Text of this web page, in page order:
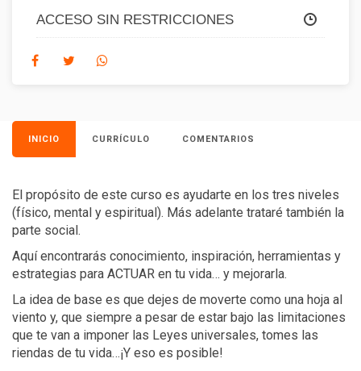
ACCESO SIN RESTRICCIONES
INICIO CURRÍCULO COMENTARIOS
El propósito de este curso es ayudarte en los tres niveles
(físico, mental y espiritual). Más adelante trataré también la
parte social.
Aquí encontrarás conocimiento, inspiración, herramientas y
estrategias para ACTUAR en tu vida… y mejorarla.
La idea de base es que dejes de moverte como una hoja al
viento y, que siempre a pesar de estar bajo las limitaciones
que te van a imponer las Leyes universales, tomes las
riendas de tu vida…¡Y eso es posible!